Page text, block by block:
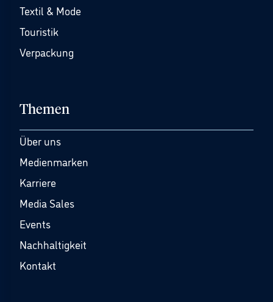
Textil & Mode
Touristik
Verpackung
Themen
Über uns
Medienmarken
Karriere
Media Sales
Events
Nachhaltigkeit
Kontakt